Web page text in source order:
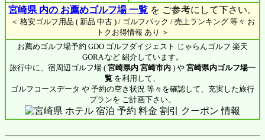
宮崎県 内の お薦めゴルフ場 一覧 を ご参考にして下さい。
＜ 格安ゴルフ用品 ( 新品 中古 ) / ゴルフパック / 売上ランキング 等々 お
トクお得情報 あり ＞
お薦めゴルフ場予約 GDO ゴルフダイジェスト じゃらんゴルフ 楽天
GORA など 紹介しています。
旅行中に、宿周辺ゴルフ場 ( 宮崎県内 宮崎市内 ) や 宮崎県内ゴルフ場一
覧 を利用して、
ゴルフコースデータ や 予約の空き状況 等々を確認して、充実した旅行
プランを ご計画下さい。